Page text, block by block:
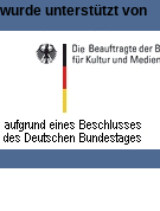
wurde unterstützt von